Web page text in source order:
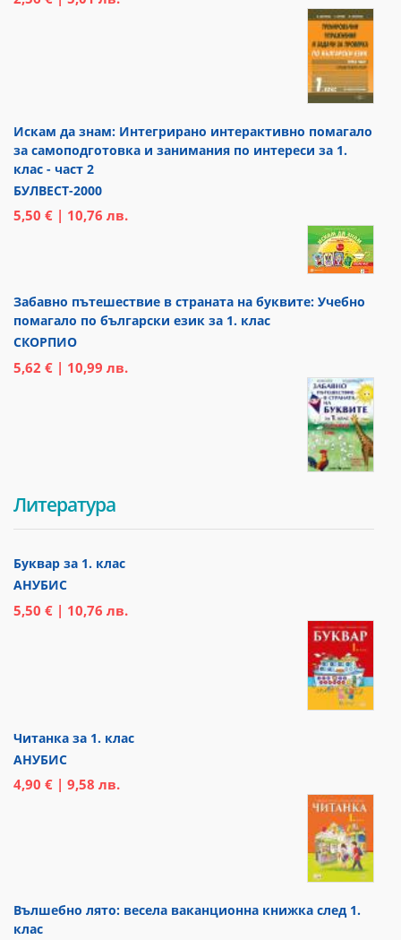
Искам да знам: Интегрирано интерактивно помагало
за самоподготовка и занимания по интереси за 1.
клас - част 2
БУЛВЕСТ-2000
5,50 € | 10,76 лв.
Забавно пътешествие в страната на буквите: Учебно
помагало по български език за 1. клас
СКОРПИО
5,62 € | 10,99 лв.
Литература
Буквар за 1. клас
АНУБИС
5,50 € | 10,76 лв.
Читанка за 1. клас
АНУБИС
4,90 € | 9,58 лв.
Вълшебно лято: весела ваканционна книжка след 1.
клас